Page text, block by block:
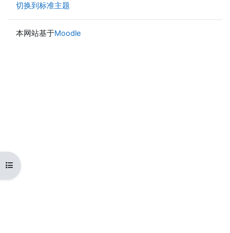
打开课程索引
切换到标准主题
本网站基于Moodle